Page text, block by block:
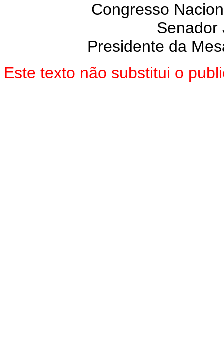
Congresso
Senador
Presidente da
Este texto não substitui o